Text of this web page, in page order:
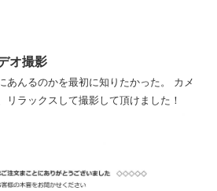
オ撮影
あんるのかを最初に知りたかった。 カメ
リラックスして撮影して頂けました！